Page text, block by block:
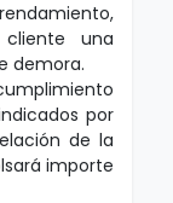
una
demora.
por
de la
importe